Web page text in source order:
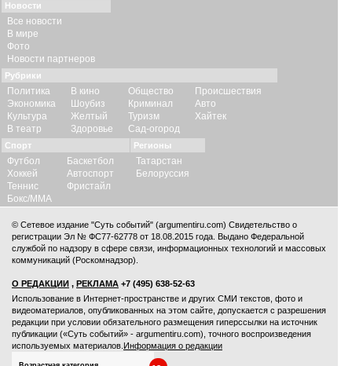
Новости
Все новости
В мире
Фото
Новости партнеров
Рубрики
Политика
Экономика
Культура
В театр
В кино
Шоубиз
Желтый
Здоровье
Общество
Криминал
Туризм
Сад-огород
Происшествия
Авто
Хайтек
Спорт
Футбол
Хоккей
Теннис
Бокс/ММА
Баскетбол
Автоспорт
Фристайл
Регионы
Татарстан
Белоруссия
© Сетевое издание "Суть событий" (argumentiru.com) Свидетельство о
регистрации Эл № ФС77-62778 от 18.08.2015 года. Выдано Федеральной
службой по надзору в сфере связи, информационных технологий и массовых
коммуникаций (Роскомнадзор).
О РЕДАКЦИИ , РЕКЛАМА +7 (495) 638-52-63
Использование в Интернет-пространстве и других СМИ текстов, фото и
видеоматериалов, опубликованных на этом сайте, допускается с разрешения
редакции при условии обязательного размещения гиперссылки на источник
публикации («Суть событий» - argumentiru.com), точного воспроизведения
используемых материалов. Информация о редакции